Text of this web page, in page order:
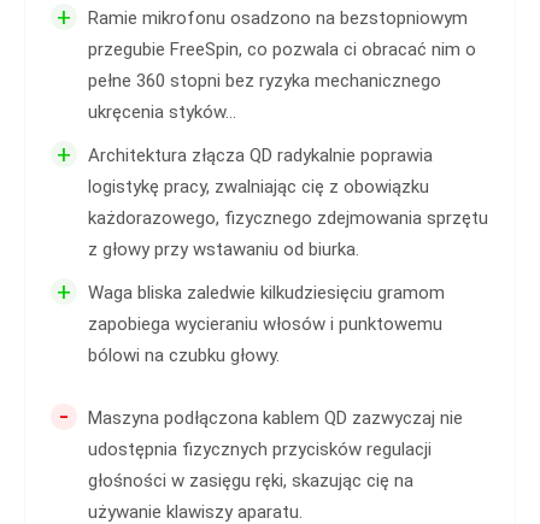
+
Ramie mikrofonu osadzono na bezstopniowym
przegubie FreeSpin, co pozwala ci obracać nim o
pełne 360 stopni bez ryzyka mechanicznego
ukręcenia styków...
+
Architektura złącza QD radykalnie poprawia
logistykę pracy, zwalniając cię z obowiązku
każdorazowego, fizycznego zdejmowania sprzętu
z głowy przy wstawaniu od biurka.
+
Waga bliska zaledwie kilkudziesięciu gramom
zapobiega wycieraniu włosów i punktowemu
bólowi na czubku głowy.
-
Maszyna podłączona kablem QD zazwyczaj nie
udostępnia fizycznych przycisków regulacji
głośności w zasięgu ręki, skazując cię na
używanie klawiszy aparatu.